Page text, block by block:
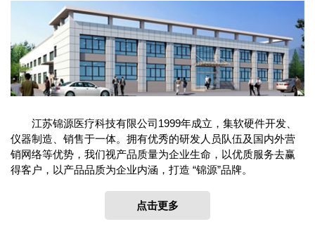
江苏锦源医疗科技有限公司1999年成立，集软硬件开发、
仪器制造、销售于一体。拥有优秀的研发人员队伍及国内外营
销网络等优势，我们视产品质量为企业生命，以优质服务去赢
得客户，以产品品质为企业内涵，打造 “锦源”品牌。
点击更多